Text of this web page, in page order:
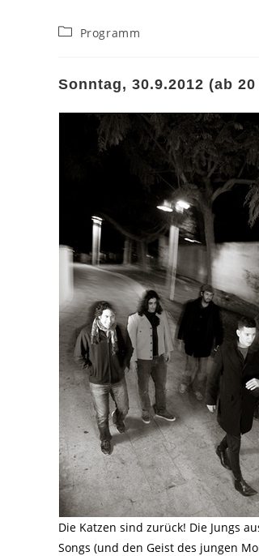
Beitrags-
Programm
Sonntag, 30.9.2012 (ab
Die Katzen sind zurück! Die Jungs
Songs (und den Geist des jungen